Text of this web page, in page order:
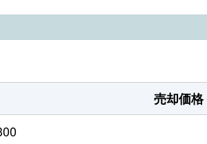
165m² 105m²
155m² 130m²
190m² 95m²
170m² 110m²
売却価格